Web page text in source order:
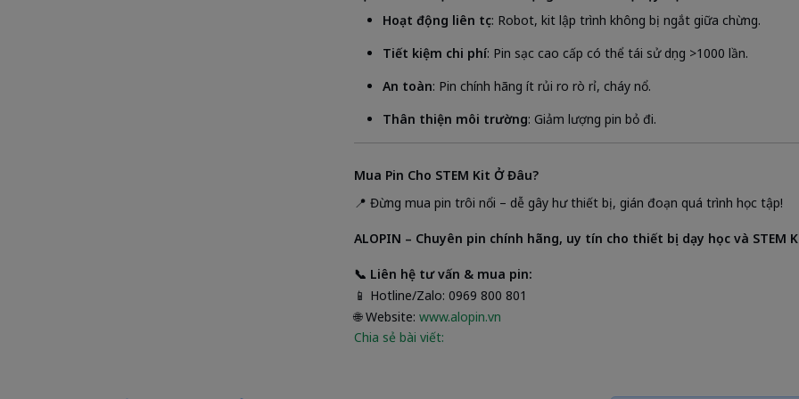
Hoạt động liên tục: Robot, kit lập trình không bị ngắt giữa chừng.
Tiết kiệm chi phí: Pin sạc cao cấp có thể tái sử dụng >1000 lần.
An toàn: Pin chính hãng ít rủi ro rò rỉ, cháy nổ.
Thân thiện môi trường: Giảm lượng pin bỏ đi.
Mua Pin Cho STEM Kit Ở Đâu?
📍 Đừng mua pin trôi nổi – dễ gây hư thiết bị, gián đoạn quá trình học tập!
ALOPIN – Chuyên pin chính hãng, uy tín cho thiết bị dạy học và STEM
📞 Liên hệ tư vấn & mua pin:
📱 Hotline/Zalo: 0969 800 801
🌐 Website: www.alopin.vn
Chia sẻ bài viết: